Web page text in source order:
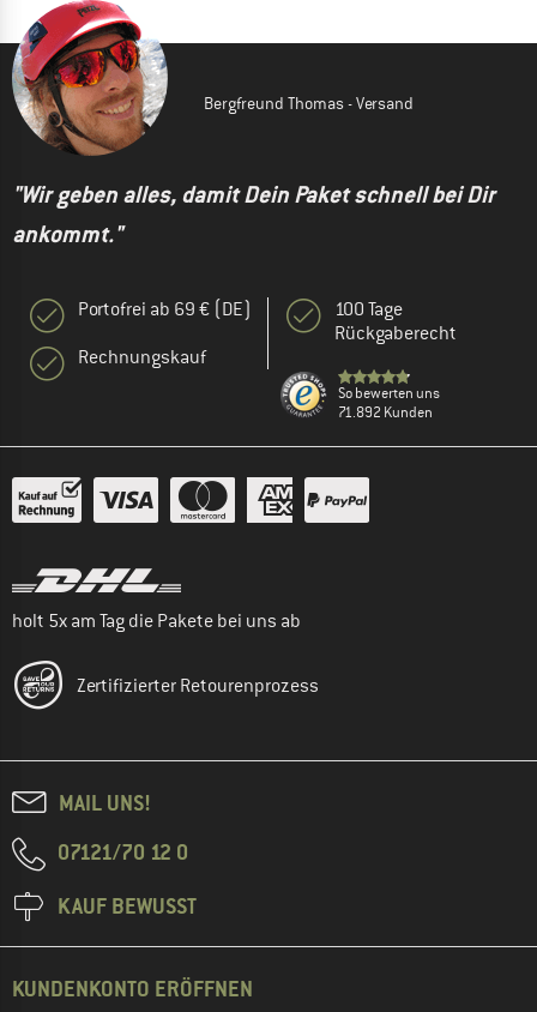
Bergfreund Thomas - Versand
"Wir geben alles, damit Dein Paket schnell bei Dir
ankommt."
Portofrei ab 69 € (DE)
Rechnungskauf
100 Tage
Rückgaberecht
So bewerten uns
71.892 Kunden
holt 5x am Tag die Pakete bei uns ab
Zertifizierter Retourenprozess
MAIL UNS!
07121/70 12 0
KAUF BEWUSST
KUNDENKONTO ERÖFFNEN